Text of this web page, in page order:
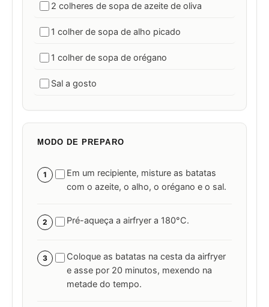
2 colheres de sopa de azeite de oliva
1 colher de sopa de alho picado
1 colher de sopa de orégano
Sal a gosto
MODO DE PREPARO
1
Em um recipiente, misture as batatas
com o azeite, o alho, o orégano e o sal.
2 Pré-aqueça a airfryer a 180°C.
3
Coloque as batatas na cesta da airfryer
e asse por 20 minutos, mexendo na
metade do tempo.